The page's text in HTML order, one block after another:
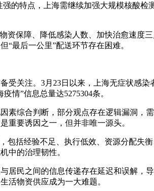
的特点，上海需继续加强大规模核酸
资保障、降低感染人数、加快治愈速
“最后一公里”配送环节存在困难。
受关注。3月23日以来，上海无症状感
情”信息总量达5275304条。
素综合判断，部分观点存在逻辑漏洞
重要诱因之一，但并非唯一源头。
包括经验不足、执行低效、资源分配失
中的治理韧性。
居民之间的信息传递存在延迟和误解
活物资供应成为一大难题。